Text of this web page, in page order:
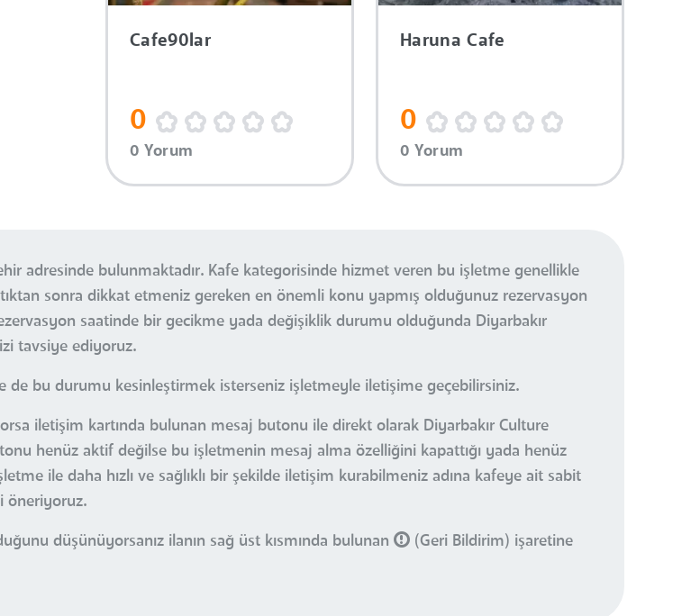
Cafe90lar
0
0 Yorum
Haruna Cafe
0
0 Yorum
adresinde bulunmaktadır. Kafe kategorisinde hizmet veren bu işletme genellikle
sonra dikkat etmeniz gereken en önemli konu yapmış olduğunuz rezervasyon
saatinde bir gecikme yada değişiklik durumu olduğunda Diyarbakır
tavsiye ediyoruz.
de bu durumu kesinleştirmek isterseniz işletmeyle iletişime geçebilirsiniz.
iletişim kartında bulunan mesaj butonu ile direkt olarak Diyarbakır Culture
henüz aktif değilse bu işletmenin mesaj alma özelliğini kapattığı yada henüz
ile daha hızlı ve sağlıklı bir şekilde iletişim kurabilmeniz adına kafeye ait sabit
öneriyoruz.
düşünüyorsanız ilanın sağ üst kısmında bulunan
(Geri Bildirim) işaretine